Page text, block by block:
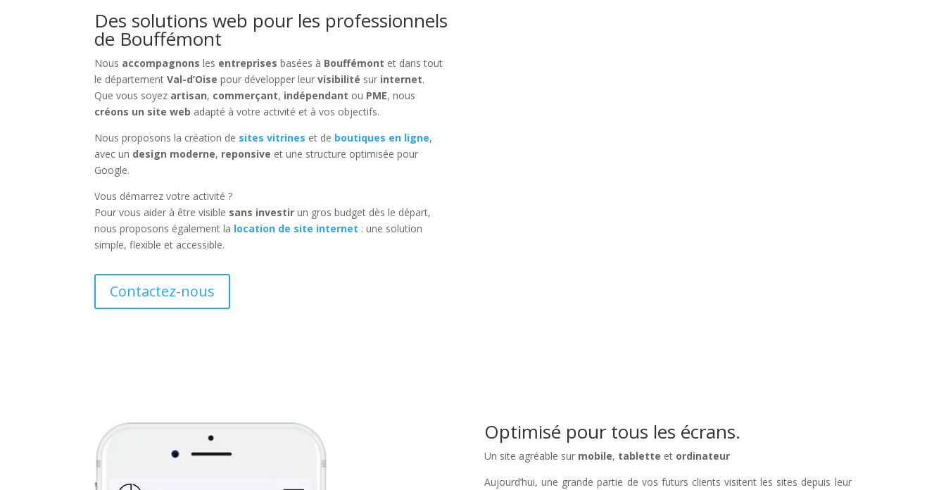
Des solutions web pour les professionnels
de Bouffémont
Nous accompagnons les entreprises basées à Bouffémont et dans tout
le département Val-d’Oise pour développer leurvisibilité sur internet.
Que vous soyez artisan, commerçant, indépendant ou PME, nous
créons un site web adapté à votre activité et à vos objectifs.
Nous proposons la création de sites vitrines et de boutiques en ligne,
avec un design moderne, reponsive et une structure optimisée pour
Google.
Vous démarrez votre activité ?
Pour vous aider à être visible sans investir un gros budget dès le départ,
nous proposons également la location de site internet : une solution
simple, flexible et accessible.
Contactez-nous
Optimisé pour tous les écrans.
Un site agréable sur mobile, tablette et ordinateur
Aujourd’hui, une grande partie de vos futurs clients visitent les sites depuis leur